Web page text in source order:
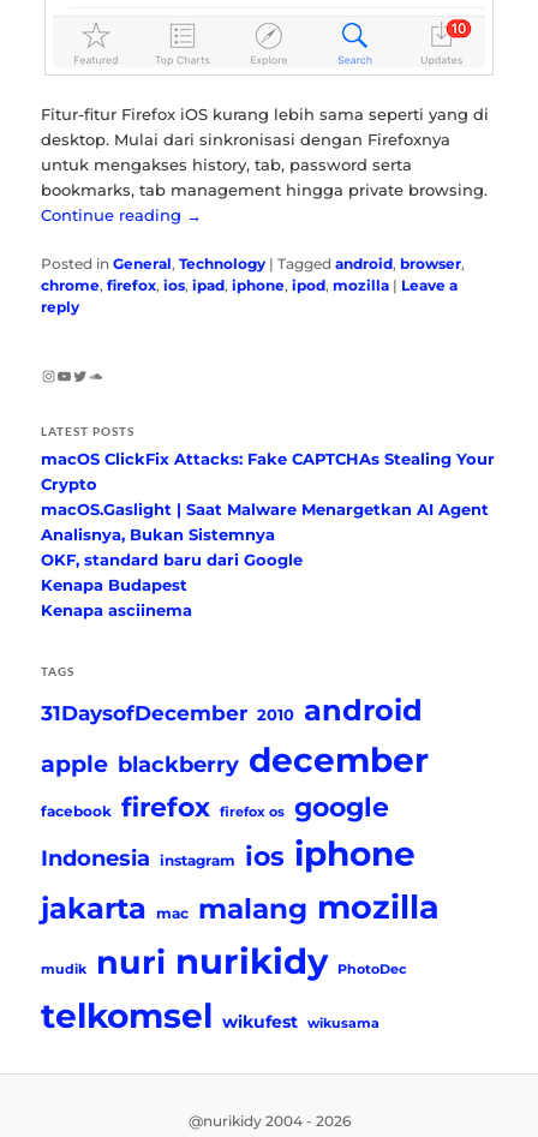
Fitur-fitur Firefox iOS kurang lebih sama seperti yang di
desktop. Mulai dari sinkronisasi dengan Firefoxnya
untuk mengakses history, tab, password serta
bookmarks, tab management hingga private browsing.
Continue reading →
Posted in General,Technology |Tagged android,browser,
chrome,firefox,ios,ipad,iphone,ipod,mozilla | Leave a
reply
Instagram
YouTube
Twitter
SoundCloud
LATEST POSTS
macOS ClickFix Attacks: Fake CAPTCHAs Stealing Your
Crypto
macOS.Gaslight | Saat Malware Menargetkan AI Agent
Analisnya, Bukan Sistemnya
OKF, standard baru dari Google
Kenapa Budapest
Kenapa asciinema
TAGS
31DaysofDecember 2010 android
apple blackberry december
facebook firefox firefox os google
Indonesia instagram ios iphone
jakarta mac malang mozilla
mudik nuri nurikidy PhotoDec
telkomsel wikufest wikusama
@nurikidy 2004 - 2026